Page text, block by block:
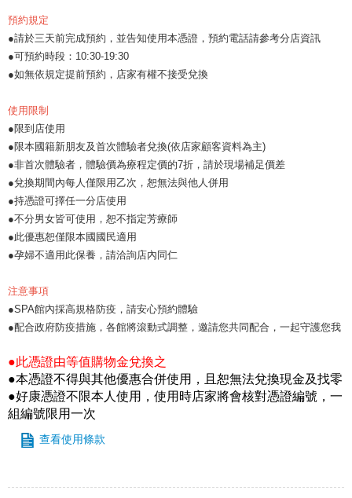
預約規定
●請於三天前完成預約，並告知使用本憑證，預約電話請參考分店資訊
●可預約時段：10:30-19:30
●如無依規定提前預約，店家有權不接受兌換
使用限制
●限到店使用
●限本國籍新朋友及首次體驗者兌換(依店家顧客資料為主)
●非首次體驗者，體驗價為療程定價的7折，請於現場補足價差
●兌換期間內每人僅限用乙次，恕無法與他人併用
●持憑證可擇任一分店使用
●不分男女皆可使用，恕不指定芳療師
●此優惠恕僅限本國國民適用
●孕婦不適用此保養，請洽詢店內同仁
注意事項
●SPA館內採高規格防疫，請安心預約體驗
●配合政府防疫措施，各館將滾動式調整，邀請您共同配合，一起守護您我
●此憑證由等值購物金兌換之
●本憑證不得與其他優惠合併使用，且恕無法兌換現金及找零
●好康憑證不限本人使用，使用時店家將會核對憑證編號，一
組編號限用一次
查看使用條款